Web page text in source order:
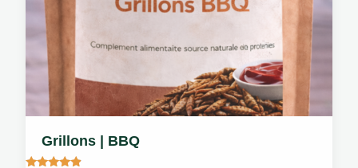
Grillons | BBQ